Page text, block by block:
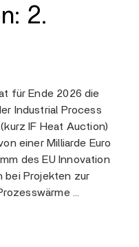
2.
für Ende 2026 die
Industrial Process
IF Heat Auction)
einer Milliarde Euro
des EU Innovation
bei Projekten zur
…